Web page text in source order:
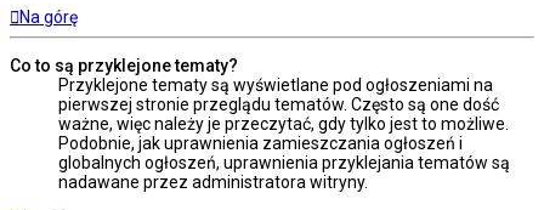
Na górę
Co to są przyklejone tematy?
Przyklejone tematy są wyświetlane pod ogłoszeniami na
pierwszej stronie przeglądu tematów. Często są one dość
ważne, więc należy je przeczytać, gdy tylko jest to możliwe.
Podobnie, jak uprawnienia zamieszczania ogłoszeń i
globalnych ogłoszeń, uprawnienia przyklejania tematów są
nadawane przez administratora witryny.